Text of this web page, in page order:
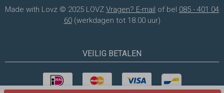
Made with Lovz © 2025 LOVZ Vragen? E-mail of bel 085 - 401 04
60(werkdagen tot 18.00 uur)
VEILIG BETALEN